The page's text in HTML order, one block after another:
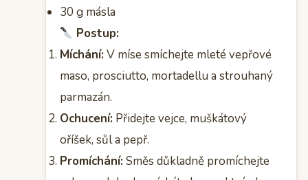
30 g másla
Postup:
Míchání:V míse smíchejte mleté vepřové
maso, prosciutto, mortadellu a strouhaný
parmazán.
Ochucení: Přidejte vejce, muškátový
oříšek, sůl a pepř.
Promíchání:Směs důkladně promíchejte